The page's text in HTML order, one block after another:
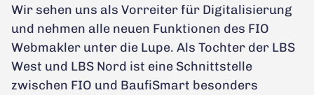
Wir sehen uns als Vorreiter für Digitalisierung
und nehmen alle neuen Funktionen des FIO
Webmakler unter die Lupe. Als Tochter der LBS
West und LBS Nord ist eine Schnittstelle
zwischen FIO und BaufiSmart besonders